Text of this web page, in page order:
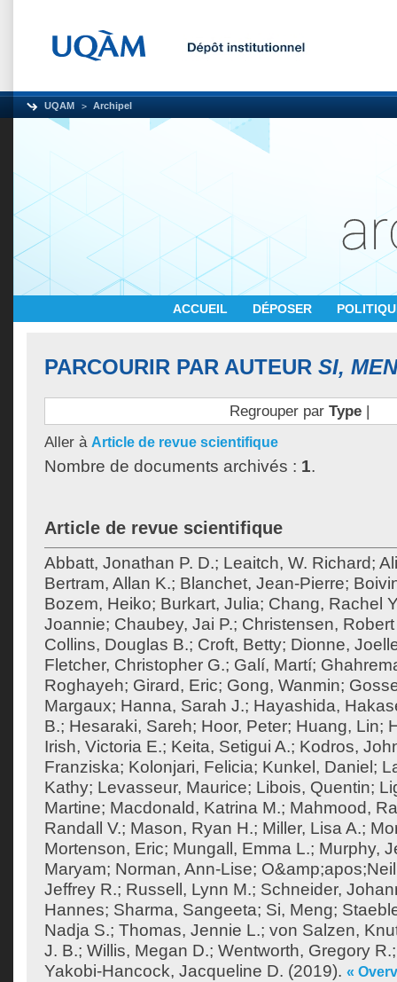
UQAM Archipel
ACCUEIL DÉPOSER
PARCOURIR PAR AUTEUR SI,
Regrouper par Type|
Aller à Article de revue scientifique
Nombre de documents archivés : 1.
Article de revue scientifique
Abbatt, Jonathan P. D.; Leaitch, W. Richard;
Bertram, Allan K.; Blanchet, Jean-Pierre;
Bozem, Heiko; Burkart, Julia; Chang, Rachel
Joannie; Chaubey, Jai P.; Christensen,
Collins, Douglas B.; Croft, Betty; Dionne,
Fletcher, Christopher G.; Galí, Martí;
Roghayeh; Girard, Eric; Gong, Wanmin;
Margaux; Hanna, Sarah J.; Hayashida,
B.; Hesaraki, Sareh; Hoor, Peter; Huang, Lin;
Irish, Victoria E.; Keita, Setigui A.; Kodros,
Franziska; Kolonjari, Felicia; Kunkel, Daniel ;
Kathy; Levasseur, Maurice; Libois, Quentin;
Martine; Macdonald, Katrina M.; Mahmood,
Randall V.; Mason, Ryan H.; Miller, Lisa A.;
Mortenson, Eric; Mungall, Emma L.; Murphy,
Maryam; Norman, Ann-Lise;
Jeffrey R.; Russell, Lynn M.; Schneider,
Hannes; Sharma, Sangeeta; Si, Meng;
Nadja S.; Thomas, Jennie L.; von Salzen,
J. B.; Willis, Megan D.; Wentworth, Gregory R.
Yakobi-Hancock, Jacqueline D. (2019). «